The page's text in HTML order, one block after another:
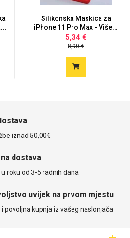
Silikonska Maskica za
iPhone 11 Pro Max - Više...
5,34 €
8,90 €
iznad 50,00€
dostava
roku od 3-5 radnih dana
uvijek na prvom mjestu
i povoljna kupnja iz vašeg naslonjača